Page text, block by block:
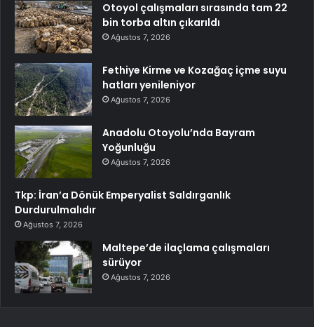
Otoyol çalışmaları sırasında tam 22
bin torba altın çıkarıldı
Ağustos 7, 2026
Fethiye Kirme ve Kozağaç içme suyu
hatları yenileniyor
Ağustos 7, 2026
Anadolu Otoyolu’nda Bayram
Yoğunluğu
Ağustos 7, 2026
Tkp: İran’a Dönük Emperyalist Saldırganlık
Durdurulmalıdır
Ağustos 7, 2026
Maltepe’de ilaçlama çalışmaları
sürüyor
Ağustos 7, 2026